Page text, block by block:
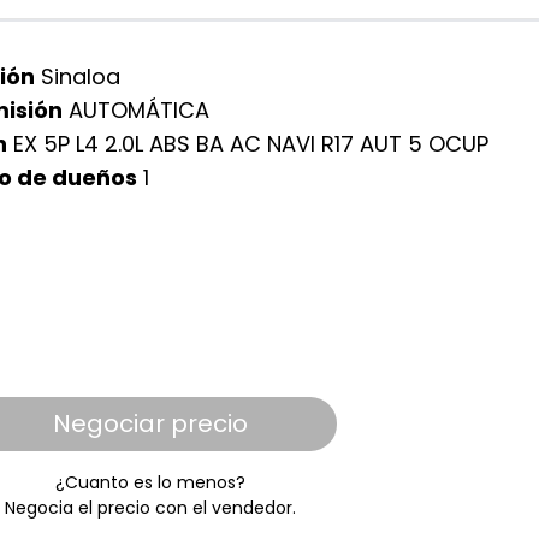
Sinaloa
AUTOMÁTICA
EX 5P L4 2.0L ABS BA AC NAVI R17 AUT 5 OCUP
de dueños 1
Negociar precio
¿Cuanto es lo menos?
Negocia el precio con el vendedor.